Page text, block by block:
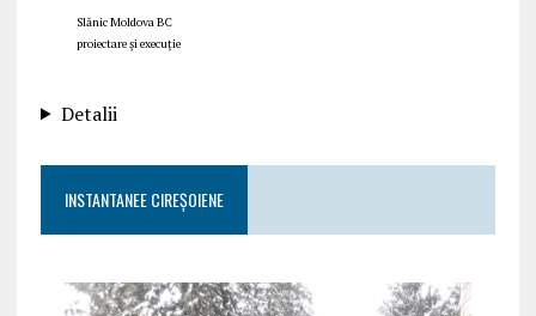
Slănic Moldova BC
proiectare și execuție
Detalii
INSTANTANEE CIREȘOIENE